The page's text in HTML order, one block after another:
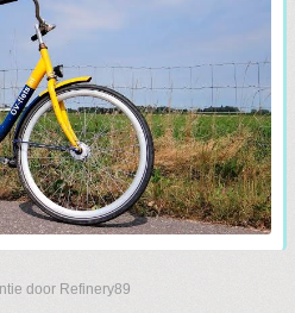
door Refinery89